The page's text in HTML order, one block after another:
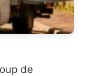
de